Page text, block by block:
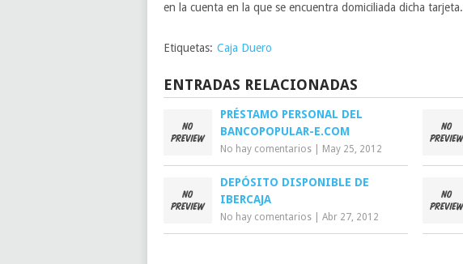
en la cuenta en la que se encuentra domiciliada dicha tarjeta.
Etiquetas: Caja Duero
ENTRADAS RELACIONADAS
PRÉSTAMO PERSONAL DEL
BANCOPOPULAR-E.COM
No hay comentarios May 25, 2012
DEPÓSITO DISPONIBLE DE
IBERCAJA
No hay comentarios Abr 27, 2012